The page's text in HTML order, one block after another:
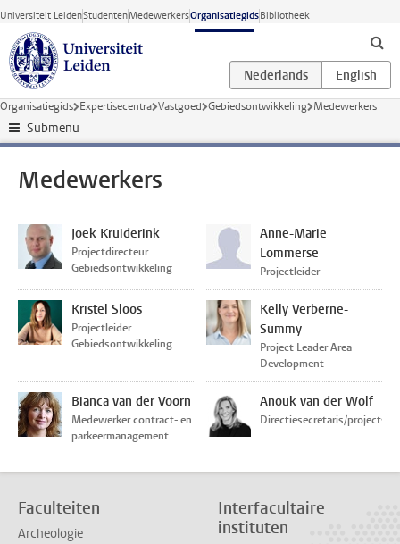
Ga direct naar de inhoud
Universiteit LeidenStudentenMedewerkersOrganisatiegidsBibliotheek
Organisatiegids Expertisecentra Vastgoed Gebiedsontwikkeling Medewerkers
Submenu
Medewerkers
Joek Kruiderink
Projectdirecteur
Gebiedsontwikkeling
Anne-Marie
Lommerse
Projectleider
Kristel Sloos
Projectleider
Gebiedsontwikkeling
Kelly Verberne-
Summy
Project Leader Area
Development
Bianca van der Voorn
Medewerker contract- en
parkeermanagement
Anouk van der Wolf
Directiesecretaris/
Faculteiten
Archeologie
Interfacultaire
instituten